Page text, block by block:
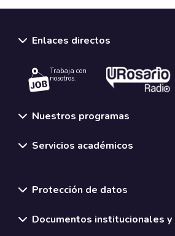
Enlaces directos
Trabaja con
nosotros.
Nuestros programas
Servicios académicos
Protección de datos
Documentos institucionales